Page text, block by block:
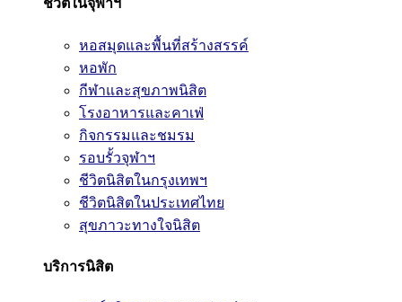
ชีวิตในจุฬาฯ
หอสมุดและพื้นที่สร้างสรรค์
หอพัก
กีฬาและสุขภาพนิสิต
โรงอาหารและคาเฟ่
กิจกรรมและชมรม
รอบรั้วจุฬาฯ
ชีวิตนิสิตในกรุงเทพฯ
ชีวิตนิสิตในประเทศไทย
สุขภาวะทางใจนิสิต
บริการนิสิต